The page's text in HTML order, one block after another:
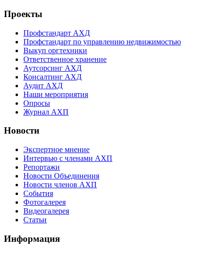
Проекты
Профстандарт АХД
Профстандарт по управлению недвижимостью
Выкуп оргтехники
Ответственное хранение
Аутсорсинг АХД
Консалтинг АХД
Аудит АХД
Наши мероприятия
Опросы
Журнал АХП
Новости
Экспертное мнение
Интервью с членами АХП
Репортажи
Новости Объединения
Новости членов АХП
События
Фотогалерея
Видеогалерея
Статьи
Информация